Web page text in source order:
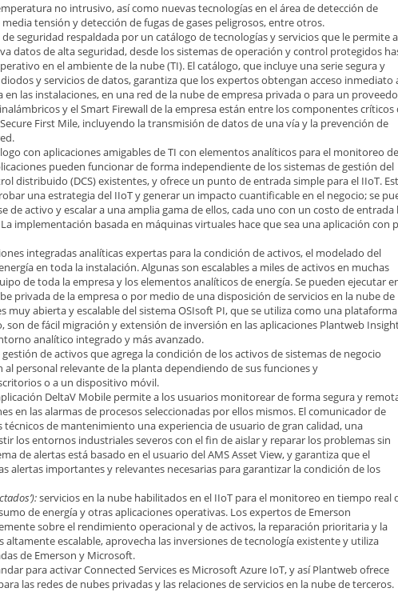
no intrusivo, así como nuevas tecnologías en el área de detección de
tensión y detección de fugas de gases peligrosos, entre otros.
seguridad respaldada por un catálogo de tecnologías y servicios que le permite
datos de alta seguridad, desde los sistemas de operación y control protegidos
en el ambiente de la nube (TI). El catálogo, que incluye una serie segura y
y servicios de datos, garantiza que los expertos obtengan acceso inmediato
en las instalaciones, en una red de la nube de empresa privada o para un
y el Smart Firewall de la empresa están entre los componentes críticos
First Mile, incluyendo la transmisión de datos de una vía y la prevención de
con aplicaciones amigables de TI con elementos analíticos para el monitoreo de
pueden funcionar de forma independiente de los sistemas de gestión del
distribuido (DCS) existentes, y ofrece un punto de entrada simple para el IIoT.
una estrategia del IIoT y generar un impacto cuantificable en el negocio; se
de activo y escalar a una amplia gama de ellos, cada uno con un costo de entrada
implementación basada en máquinas virtuales hace que sea una aplicación con
integradas analíticas expertas para la condición de activos, el modelado del
en toda la instalación. Algunas son escalables a miles de activos en muchas
de toda la empresa y los elementos analíticos de energía. Se pueden ejecutar
privada de la empresa o por medio de una disposición de servicios en la nube de
muy abierta y escalable del sistema OSIsoft PI, que se utiliza como una plataforma
son de fácil migración y extensión de inversión en las aplicaciones Plantweb
analítico integrado y más avanzado.
de activos que agrega la condición de los activos de sistemas de negocio
personal relevante de la planta dependiendo de sus funciones y
o a un dispositivo móvil.
DeltaV Mobile permite a los usuarios monitorear de forma segura y
en las alarmas de procesos seleccionadas por ellos mismos. El comunicador de
técnicos de mantenimiento una experiencia de usuario de gran calidad, una
los entornos industriales severos con el fin de aislar y reparar los problemas sin
de alertas está basado en el usuario del AMS Asset View, y garantiza que el
alertas importantes y relevantes necesarias para garantizar la condición de los
servicios en la nube habilitados en el IIoT para el monitoreo en tiempo real
de energía y otras aplicaciones operativas. Los expertos de Emerson
sobre el rendimiento operacional y de activos, la reparación prioritaria y la
altamente escalable, aprovecha las inversiones de tecnología existente y utiliza
de Emerson y Microsoft.
para activar Connected Services es Microsoft Azure IoT, y así Plantweb ofrece
las redes de nubes privadas y las relaciones de servicios en la nube de terceros.